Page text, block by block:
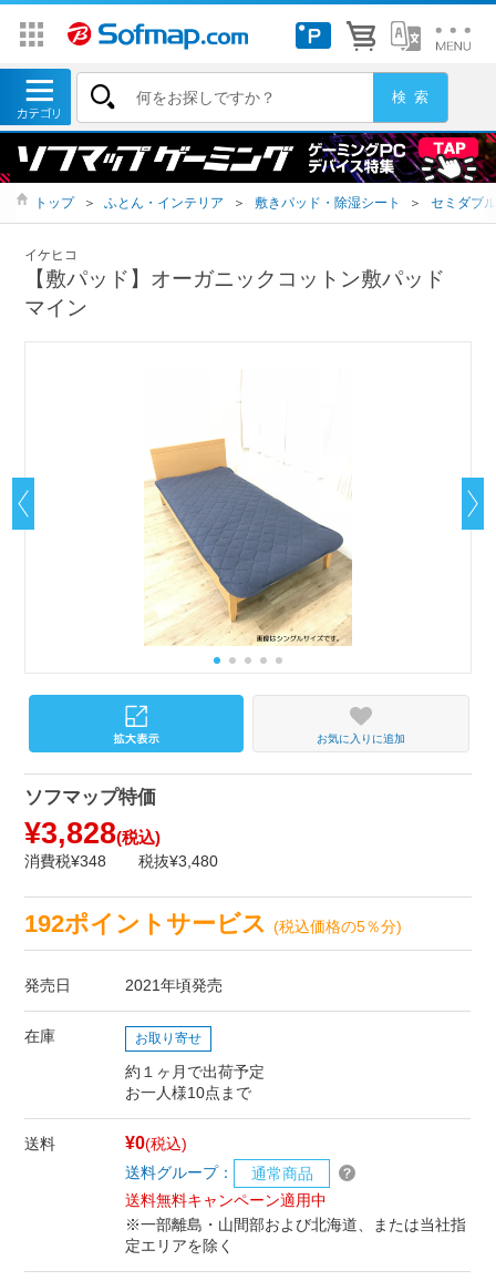
トップ ＞ ふとん・インテリア ＞ 敷きパッド・除湿シート ＞ セミダブル
イケヒコ
【敷パッド】オーガニックコットン敷パッド
マイン
お気に入りに追加
ソフマップ特価
¥3,828(税込)
消費税¥348 税抜¥3,480
192ポイントサービス(税込価格の5％分)
発売日 2021年頃発売
在庫 お取り寄せ
約１ヶ月で出荷予定
お一人様10点まで
送料 ¥0(税込)
送料グループ：
通常商品
送料無料キャンペーン適用中
※一部離島・山間部および北海道、または当社指
定エリアを除く